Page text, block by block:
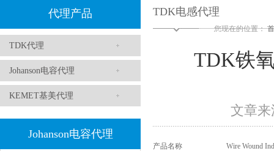
代理产品
TDK代理
Johanson电容代理
KEMET基美代理
Johanson电容代理
1808 Y2 1NF安规贴片电容Johanson品牌
TDK电感代理
您现在的位置：
TDK铁
文章
产品名称
Wire Wound